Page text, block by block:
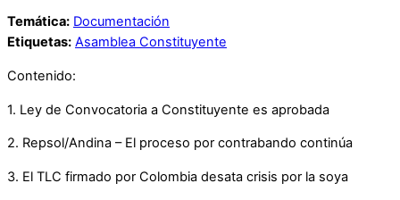
Temática: Documentación
Etiquetas: Asamblea Constituyente
Contenido:
1. Ley de Convocatoria a Constituyente es aprobada
2. Repsol/Andina – El proceso por contrabando continúa
3. El TLC firmado por Colombia desata crisis por la soya